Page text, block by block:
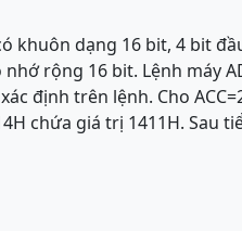
khuôn dạng 16 bit, 4 bit
rộng 16 bit. Lệnh máy
định trên lệnh. Cho
chứa giá trị 1411H. Sau